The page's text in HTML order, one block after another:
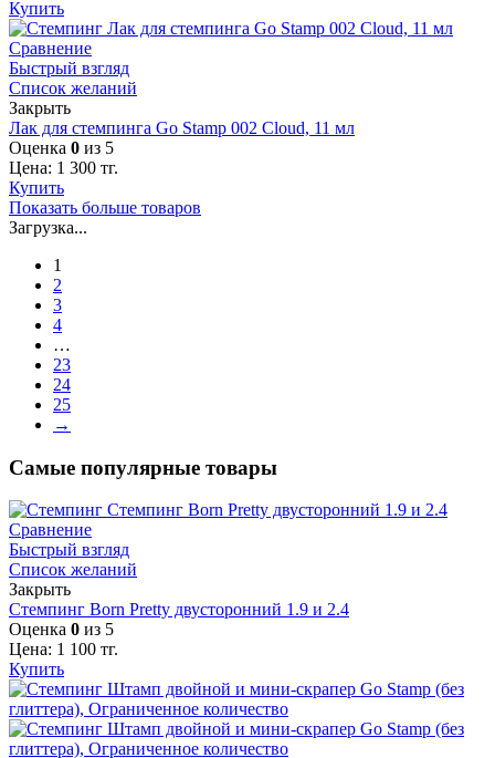
Купить
Сравнение
Быстрый взгляд
Список желаний
Закрыть
Лак для стемпинга Go Stamp 002 Cloud, 11 мл
Оценка 0 из 5
Цена: 1 300 тг.
Купить
Показать больше товаров
Загрузка...
1
2
3
4
…
23
24
25
→
Самые популярные товары
Сравнение
Быстрый взгляд
Список желаний
Закрыть
Стемпинг Born Pretty двусторонний 1.9 и 2.4
Оценка 0 из 5
Цена: 1 100 тг.
Купить